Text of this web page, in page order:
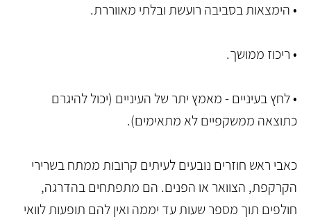
• הימצאות בסביבה רועשת ובלתי מאווררת.
• ריכוז ממושך.
• לחץ בעיניים - מאמץ יתר של העיניים (יכול להיגרם
כתוצאה ממשקפיים לא מתאימים).
כאבי ראש חוזרים נובעים לעיתים קרובות ממתח בשרירי
הקרקפת, הצוואר או הפנים. הם מתפתחים בהדרגה,
חולפים תוך מספר שעות עד יממה ואין להם תופעות לוואי